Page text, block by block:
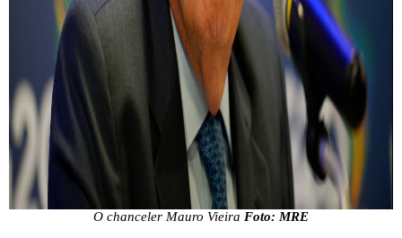
O chanceler Mauro Vieira Foto: MRE